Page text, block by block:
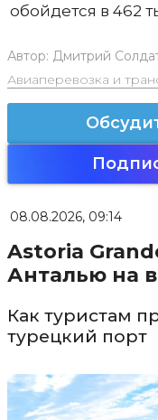
обойдется в 462
Автор: Дмитрий
Авиаперевозка и
08.08.2026, 09:14
Astoria
Анталью на
Как туристам
турецкий порт